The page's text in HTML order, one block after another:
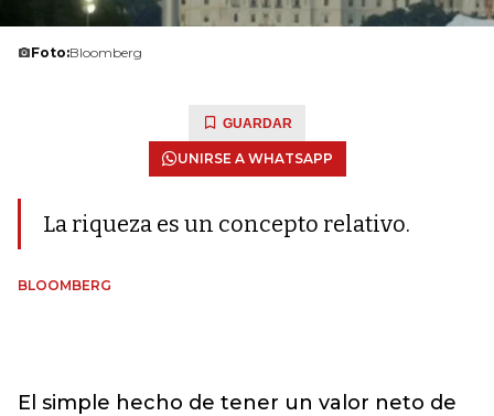
Foto:Bloomberg
GUARDAR
UNIRSE A WHATSAPP
La riqueza es un concepto relativo.
BLOOMBERG
El simple hecho de tener un valor neto de